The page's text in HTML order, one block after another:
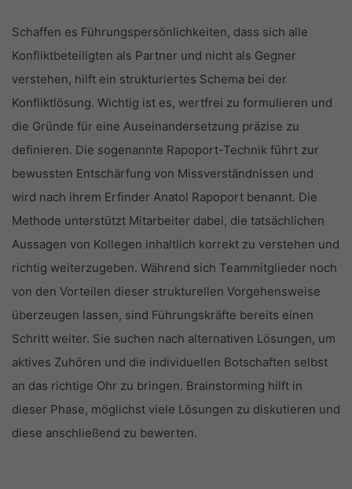
Schaffen es Führungspersönlichkeiten, dass sich alle
Konfliktbeteiligten als Partner und nicht als Gegner
verstehen, hilft ein strukturiertes Schema bei der
Konfliktlösung. Wichtig ist es, wertfrei zu formulieren und
die Gründe für eine Auseinandersetzung präzise zu
definieren. Die sogenannte Rapoport-Technik führt zur
bewussten Entschärfung von Missverständnissen und
wird nach ihrem Erfinder Anatol Rapoport benannt. Die
Methode unterstützt Mitarbeiter dabei, die tatsächlichen
Aussagen von Kollegen inhaltlich korrekt zu verstehen und
richtig weiterzugeben. Während sich Teammitglieder noch
von den Vorteilen dieser strukturellen Vorgehensweise
überzeugen lassen, sind Führungskräfte bereits einen
Schritt weiter. Sie suchen nach alternativen Lösungen, um
aktives Zuhören und die individuellen Botschaften selbst
an das richtige Ohr zu bringen. Brainstorming hilft in
dieser Phase, möglichst viele Lösungen zu diskutieren und
diese anschließend zu bewerten.